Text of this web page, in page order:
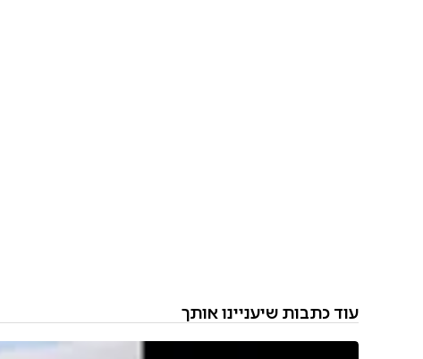
עוד כתבות שיעניינו אותך